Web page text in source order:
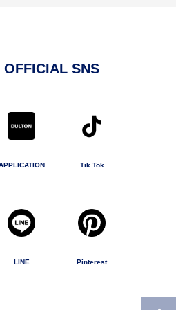
OFFICIAL SNS
Tik Tok
LINE Pinterest